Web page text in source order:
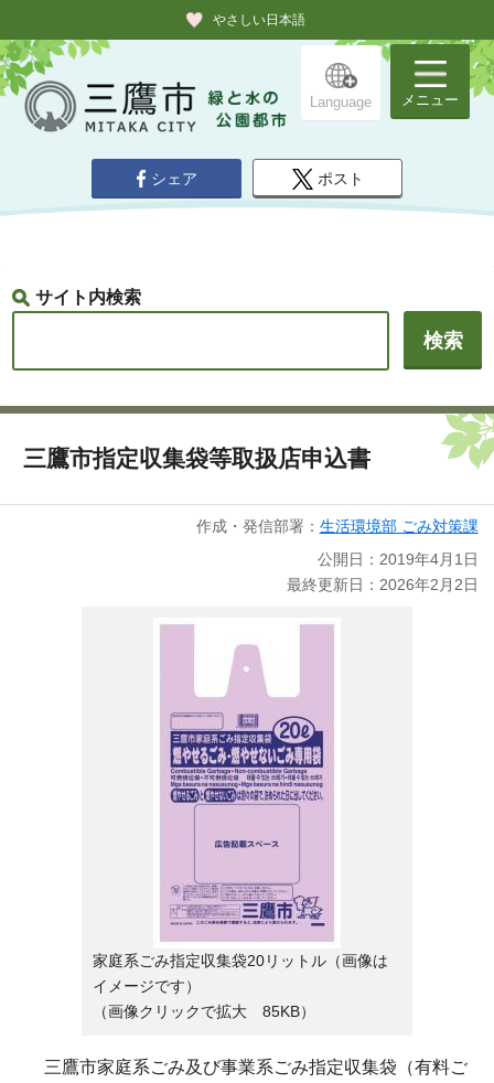
やさしい日本語
Language メニュー
シェア ポスト
サイト内検索
三鷹市指定収集袋等取扱店申込書
作成・発信部署： 生活環境部 ごみ対策課
公開日：2019年4月1日
最終更新日：2026年2月2日
家庭系ごみ指定収集袋20リットル（画像は
イメージです）
（画像クリックで拡大 85KB）
三鷹市家庭系ごみ及び事業系ごみ指定収集袋（有料ご